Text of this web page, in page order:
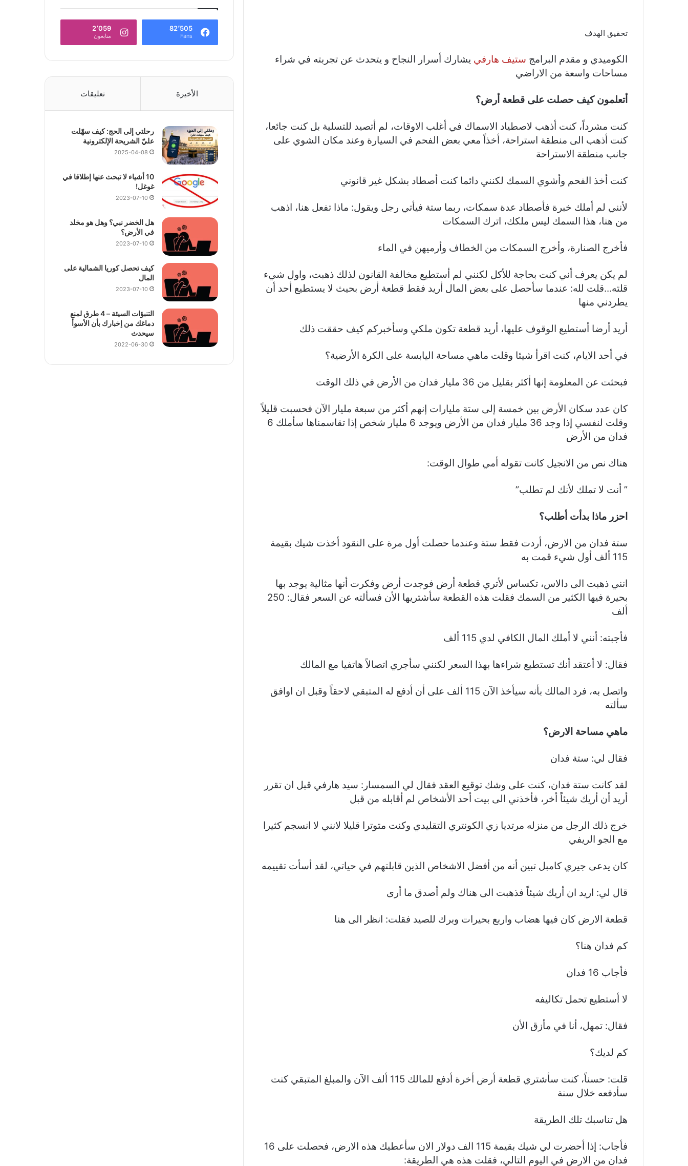
تحقيق الهدف
الكوميدي و مقدم البرامج ستيف هارفي يشارك أسرار النجاح و يتحدث عن تجربته في شراء
مساحات واسعة من الاراضي
أتعلمون كيف حصلت على قطعة أرض؟
كنت مشرداً، كنت أذهب لاصطياد الاسماك في أغلب الاوقات، لم أتصيد للتسلية بل كنت جائعا،
كنت أذهب الى منطقة استراحة، أخذاً معي بعض الفحم في السيارة وعند مكان الشوي على
جانب منطقة الاستراحة
كنت أخذ الفحم وأشوي السمك لكنني دائما كنت أصطاد بشكل غير قانوني
لأنني لم أملك خبرة فأصطاد عدة سمكات، ربما ستة فيأتي رجل ويقول: ماذا تفعل هنا، اذهب
من هنا، هذا السمك ليس ملكك، اترك السمكات
فأخرج الصنارة، وأخرج السمكات من الخطاف وأرميهن في الماء
لم يكن يعرف أني كنت بحاجة للأكل لكنني لم أستطيع مخالفة القانون لذلك ذهبت، واول شيء
قلته…قلت لله: عندما سأحصل على بعض المال أريد فقط قطعة أرض بحيث لا يستطيع أحد أن
يطردني منها
أريد أرضا أستطيع الوقوف عليها، أريد قطعة تكون ملكي وسأخبركم كيف حققت ذلك
في أحد الايام، كنت اقرأ شيئا وقلت ماهي مساحة اليابسة على الكرة الأرضية؟
فبحثت عن المعلومة إنها أكثر بقليل من 36 مليار فدان من الأرض في ذلك الوقت
كان عدد سكان الأرض بين خمسة إلى ستة مليارات إنهم أكثر من سبعة مليار الآن فحسبت قليلاً
وقلت لنفسي إذا وجد 36 مليار فدان من الأرض ويوجد 6 مليار شخص إذا تقاسمناها سأملك 6
فدان من الأرض
هناك نص من الانجيل كانت تقوله أمي طوال الوقت:
” أنت لا تملك لأنك لم تطلب”
احزر ماذا بدأت أطلب؟
ستة فدان من الارض، أردت فقط ستة وعندما حصلت أول مرة على النقود أخذت شيك بقيمة
115 ألف أول شيء قمت به
انني ذهبت الى دالاس، تكساس لأتري قطعة أرض فوجدت أرض وفكرت أنها مثالية يوجد بها
بحيرة فيها الكثير من السمك فقلت هذه القطعة سأشتريها الأن فسألته عن السعر فقال: 250
ألف
فأجبته: أنني لا أملك المال الكافي لدي 115 ألف
فقال: لا أعتقد أنك تستطيع شراءها بهذا السعر لكنني سأجري اتصالاً هاتفيا مع المالك
واتصل به، فرد المالك بأنه سيأخذ الآن 115 ألف على أن أدفع له المتبقي لاحقاً وقبل ان اوافق
سألته
ماهي مساحة الارض؟
فقال لي: ستة فدان
لقد كانت ستة فدان، كنت على وشك توقيع العقد فقال لي السمسار: سيد هارفي قبل ان تقرر
أريد أن أريك شيئاً أخر، فأخذني الى بيت أحد الأشخاص لم أقابله من قبل
خرج ذلك الرجل من منزله مرتديا زي الكونتري التقليدي وكنت متوترا قليلا لانني لا انسجم كثيرا
مع الجو الريفي
كان يدعى جيري كامبل تبين أنه من أفضل الاشخاص الذين قابلتهم في حياتي، لقد أسأت تقييمه
قال لي: اريد ان أريك شيئاً فذهبت الى هناك ولم أصدق ما أرى
قطعة الارض كان فيها هضاب واربع بحيرات وبرك للصيد فقلت: انظر الى هنا
كم فدان هنا؟
فأجاب 16 فدان
لا أستطيع تحمل تكاليفه
فقال: تمهل، أنا في مأزق الأن
كم لديك؟
قلت: حسناً، كنت سأشتري قطعة أرض أخرة أدفع للمالك 115 ألف الآن والمبلغ المتبقي كنت
سأدفعه خلال سنة
هل تناسبك تلك الطريقة
فأجاب: إذا أحضرت لي شيك بقيمة 115 الف دولار الان سأعطيك هذه الارض، فحصلت على 16
فدان من الارض في اليوم التالي، فقلت هذه هي الطريقة:
82٬505
Fans
2٬059
متابعون
الأخيرة تعليقات
رحلتي إلى الحج: كيف سهّلت
عليّ الشريحة الإلكترونية
2025-04-08
10 أشياء لا تبحث عنها إطلاقا في
غوغل!
2023-07-10
هل الخضر نبي؟ وهل هو مخلد
في الأرض؟
2023-07-10
كيف تحصل كوريا الشمالية على
المال
2023-07-10
التنبؤات السيئة – 4 طرق لمنع
دماغك من إخبارك بأن الأسوأ
سيحدث
2022-06-30